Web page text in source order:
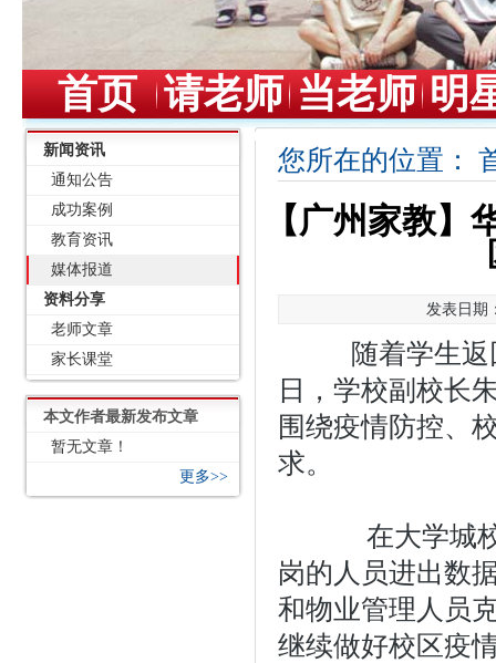
首页 请老师 当老师 明
新闻资讯
通知公告
成功案例
教育资讯
媒体报道
资料分享
老师文章
家长课堂
本文作者最新发布文章
暂无文章！
更多>>
您所在的位置：
【广州家教】
发表日期
随着学生返
日，学校副校长
围绕疫情防控、
求。
在大学城校
岗的人员进出数
和物业管理人员
继续做好校区疫